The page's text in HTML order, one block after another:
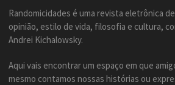
Randomicidades é uma revista eletrônica
opinião, estilo de vida, filosofia e cultura,
Andrei Kichalowsky.
Aqui vais encontrar um espaço em que
mesmo contamos nossas histórias ou